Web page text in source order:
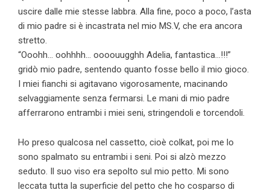
uscire dalle mie stesse labbra. Alla fine, poco a poco, l’asta
di mio padre si è incastrata nel mio MS.V, che era ancora
stretto.
“Ooohh… oohhhh… oooouugghh Adelia, fantastica…!!!”
gridò mio padre, sentendo quanto fosse bello il mio gioco.
I miei fianchi si agitavano vigorosamente, macinando
selvaggiamente senza fermarsi. Le mani di mio padre
afferrarono entrambi i miei seni, stringendoli e torcendoli.
Ho preso qualcosa nel cassetto, cioè colkat, poi me lo
sono spalmato su entrambi i seni. Poi si alzò mezzo
seduto. Il suo viso era sepolto sul mio petto. Mi sono
leccata tutta la superficie del petto che ho cosparso di